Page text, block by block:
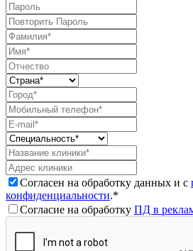
Согласен на обработку данных и с
конфиденциальности.*
Согласие на обработку ПД в